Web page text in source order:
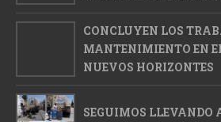
CONCLUYEN LOS
MANTENIMIENTO EN
NUEVOS HORIZONTES
SEGUIMOS LLEVANDO